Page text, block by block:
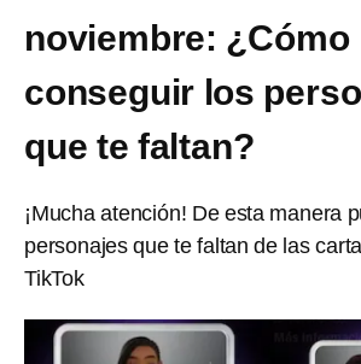
noviembre: ¿Cómo
conseguir los
que te faltan?
¡Mucha atención! De esta manera
personajes que te faltan de las
TikTok